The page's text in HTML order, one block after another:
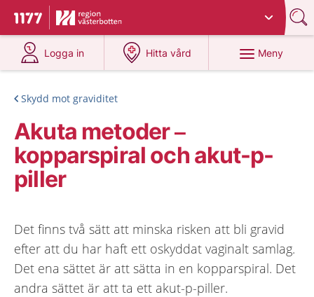
Till startsidan för 1177
Du har valt region
Logga in
på 1177.se
Hitta vård
på 1177.se
Meny
Skydd mot graviditet
Akuta metoder –
kopparspiral och akut-p-
piller
Det finns två sätt att minska risken att bli gravid
efter att du har haft ett oskyddat vaginalt samlag.
Det ena sättet är att sätta in en kopparspiral. Det
andra sättet är att ta ett akut-p-piller.